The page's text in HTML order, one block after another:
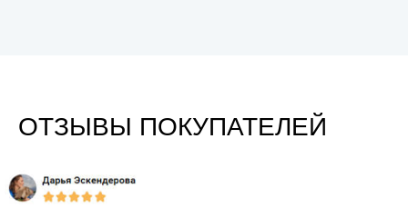
ОТЗЫВЫ ПОКУПАТЕЛЕЙ